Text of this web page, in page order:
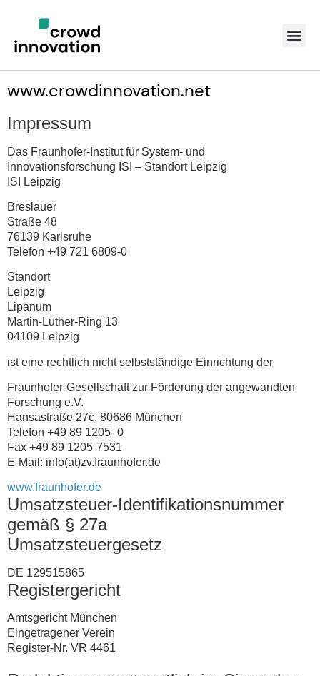
www.crowdinnovation.net
Impressum
Das Fraunhofer-Institut für System- und
Innovationsforschung ISI – Standort Leipzig
ISI Leipzig
Breslauer
Straße 48
76139 Karlsruhe
Telefon +49 721 6809-0
Standort
Leipzig
Lipanum
Martin-Luther-Ring 13
04109 Leipzig
ist eine rechtlich nicht selbstständige Einrichtung der
Fraunhofer-Gesellschaft zur Förderung der angewandten
Forschung e.V.
Hansastraße 27c, 80686 München
Telefon +49 89 1205- 0
Fax +49 89 1205-7531
E-Mail: info(at)zv.fraunhofer.de
www.fraunhofer.de
Umsatzsteuer-Identifikationsnummer
gemäß § 27a
Umsatzsteuergesetz
DE 129515865
Registergericht
Amtsgericht München
Eingetragener Verein
Register-Nr. VR 4461